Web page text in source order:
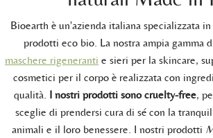
Bioearth è un'azienda italiana specializzata
prodotti eco bio. La nostra ampia gamma
maschere rigeneranti e sieri per la skincare,
cosmetici per il corpo è realizzata con
qualità. I nostri prodotti sono cruelty-free,
sceglie di prendersi cura di sé con la
animali e il loro benessere. I nostri prodotti